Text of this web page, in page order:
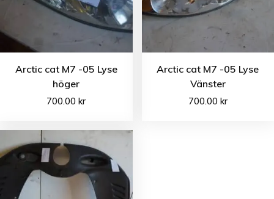
Arctic cat M7 -05 Lyse
höger
700.00kr
Arctic cat M7 -05 Lyse
Vänster
700.00 kr